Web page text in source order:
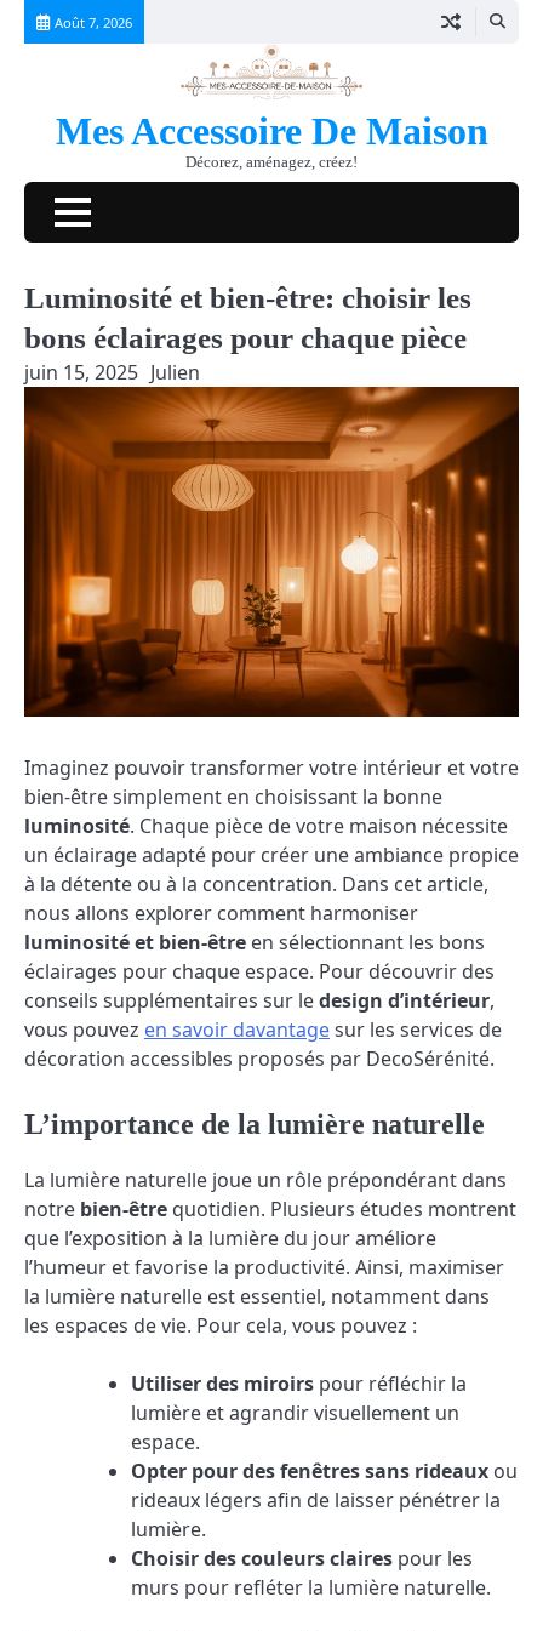
Skip
Août 7, 2026
Mes Accessoire De Maison
Décorez, aménagez, créez!
Luminosité et bien-être: choisir les
bons éclairages pour chaque pièce
juin 15, 2025 Julien
Imaginez pouvoir transformer votre intérieur et votre
bien-être simplement en choisissant la bonne
luminosité. Chaque pièce de votre maison nécessite
un éclairage adapté pour créer une ambiance propice
à la détente ou à la concentration. Dans cet article,
nous allons explorer comment harmoniser
luminosité et bien-être en sélectionnant les bons
éclairages pour chaque espace. Pour découvrir des
conseils supplémentaires sur ledesign d’intérieur,
vous pouvez en savoir davantagesur les services de
décoration accessibles proposés par DecoSérénité.
L’importance de la lumière naturelle
La lumière naturelle joue un rôle prépondérant dans
notre bien-être quotidien. Plusieurs études montrent
que l’exposition à la lumière du jour améliore
l’humeur et favorise la productivité. Ainsi, maximiser
la lumière naturelle est essentiel, notamment dans
les espaces de vie. Pour cela, vous pouvez :
Utiliser des miroirs pour réfléchir la
lumière et agrandir visuellement un
espace.
Opter pour des fenêtres sans rideaux ou
rideaux légers afin de laisser pénétrer la
lumière.
Choisir des couleurs claires pour les
murs pour refléter la lumière naturelle.